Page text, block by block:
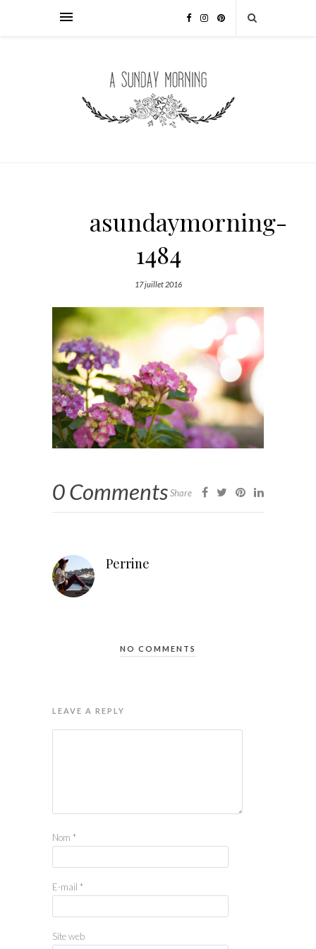
asundaymorning-
1484
17 juillet 2016
0 CommentsShare
Perrine
NO COMMENTS
LEAVE A REPLY
Nom *
E-mail *
Site web